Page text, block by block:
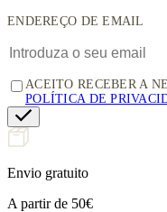
ENDEREÇO DE EMAIL
ACEITO RECEBER A
POLÍTICA DE
Envio gratuito
A partir de 50€